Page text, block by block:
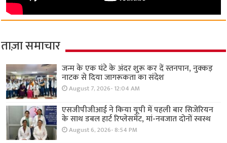
ताज़ा समाचार
जन्म के एक घंटे के अंदर शुरू कर दें स्तनपान, नुक्कड़
नाटक से दिया जागरूकता का संदेश
August 7, 2026- 12:04 AM
एसजीपीजीआई ने किया यूपी में पहली बार सिजेरियन
के साथ डबल हार्ट रिप्लेसमेंट, मां-नवजात दोनों स्वस्थ
August 6, 2026- 8:54 PM